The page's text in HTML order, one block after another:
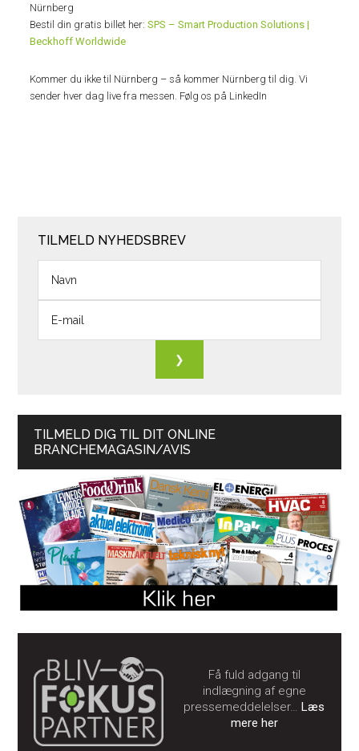
Nürnberg
Bestil din gratis billet her:SPS – Smart Production Solutions |
Beckhoff Worldwide
Kommer du ikke til Nürnberg – så kommer Nürnberg til dig. Vi
sender hver dag live fra messen. Følg os på LinkedIn
TILMELD NYHEDSBREV
TILMELD DIG TIL DIT ONLINE
BRANCHEMAGASIN/AVIS
Få fuld adgang til
indlægning af egne
pressemeddelelser…Læs
mere her